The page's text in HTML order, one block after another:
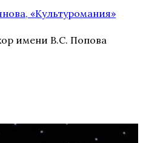
«Культуромания»
имени В.С. Попова